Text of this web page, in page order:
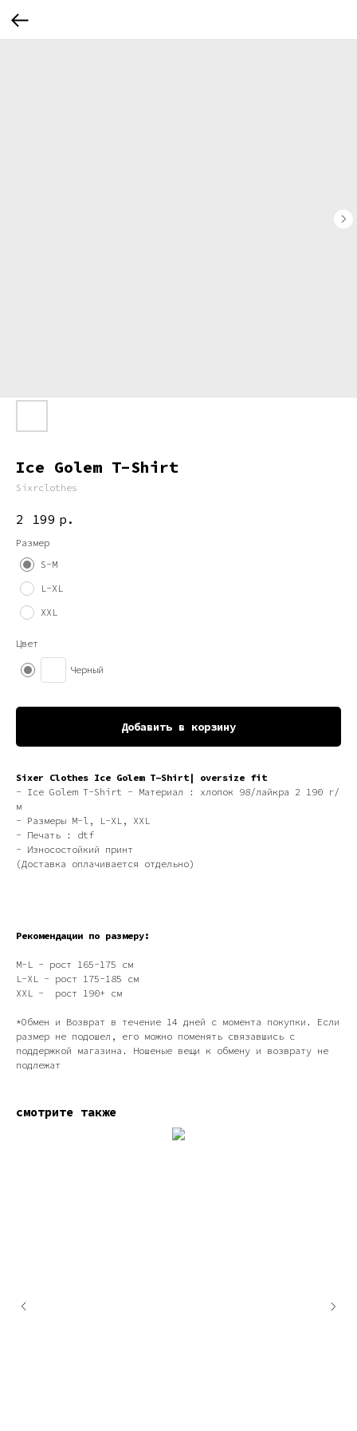
Ice Golem T-Shirt
Sixrclothes
2 199 р.
Размер
S-M
L-XL
XXL
Цвет
Черный
Добавить в корзину
Sixer Clothes Ice Golem T-Shirt| oversize fit
- Ice Golem T-Shirt - Материал : хлопок 98/лайкра 2 190 г/
м
- Размеры M-l, L-XL, XXL
- Печать : dtf
- Износостойкий принт
(Доставка оплачивается отдельно)
Рекомендации по размеру:
М-L - рост 165-175 см
L-XL - рост 175-185 см
XXL - рост 190+ см
*Обмен и Возврат в течение 14 дней с момента покупки. Если
размер не подошел, его можно поменять связавшись с
поддержкой магазина. Ношеные вещи к обмену и возврату не
подлежат
смотрите также